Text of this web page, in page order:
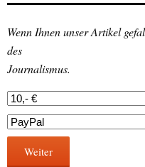
Wenn Ihnen unser Artikel
des
Journalismus.
Weiter